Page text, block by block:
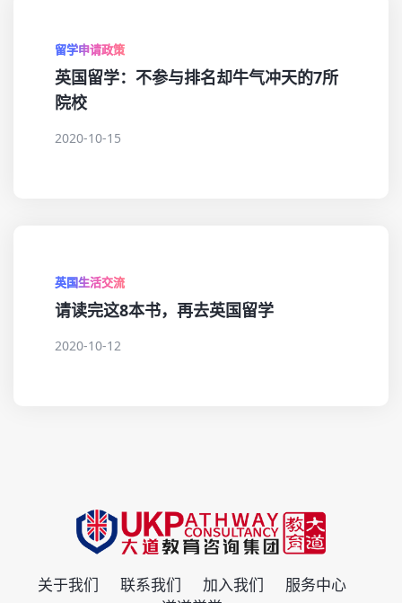
留学申请政策
英国留学：不参与排名却牛气冲天的7所
院校
2020-10-15
英国生活交流
请读完这8本书，再去英国留学
2020-10-12
关于我们 联系我们 加入我们
服务中心